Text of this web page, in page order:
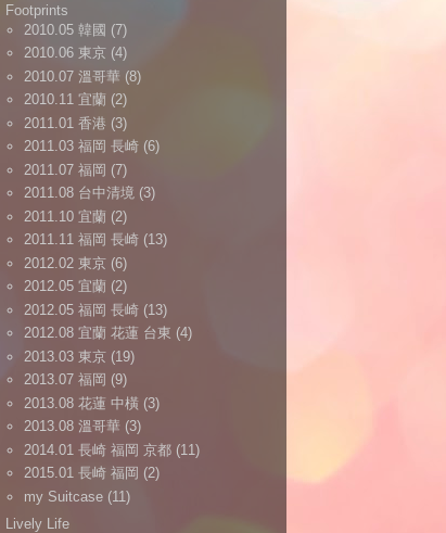
Footprints
2010.05 韓國 (7)
2010.06 東京 (4)
2010.07 溫哥華 (8)
2010.11 宜蘭 (2)
2011.01 香港 (3)
2011.03 福岡 長崎 (6)
2011.07 福岡 (7)
2011.08 台中清境 (3)
2011.10 宜蘭 (2)
2011.11 福岡 長崎 (13)
2012.02 東京 (6)
2012.05 宜蘭 (2)
2012.05 福岡 長崎 (13)
2012.08 宜蘭 花蓮 台東 (4)
2013.03 東京 (19)
2013.07 福岡 (9)
2013.08 花蓮 中橫 (3)
2013.08 溫哥華 (3)
2014.01 長崎 福岡 京都 (11)
2015.01 長崎 福岡 (2)
my Suitcase (11)
Lively Life